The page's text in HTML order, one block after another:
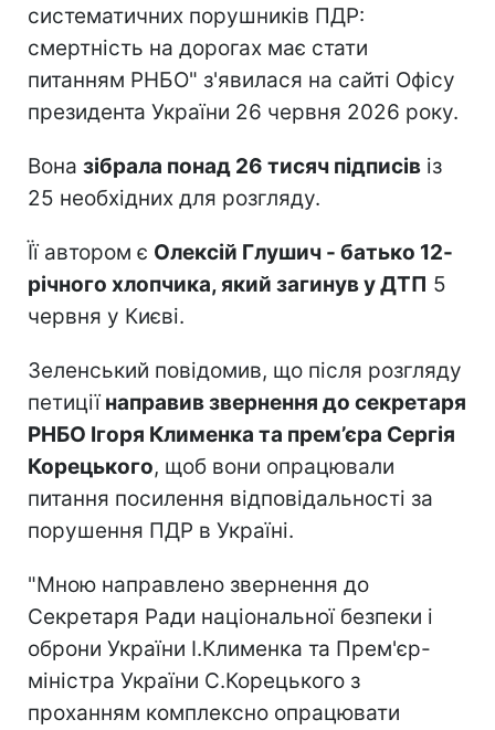
систематичних порушників ПДР:
смертність на дорогах має стати
питанням РНБО" з'явилася на сайті Офісу
президента України 26 червня 2026 року.
Вона зібрала понад 26 тисяч підписів із
25 необхідних для розгляду.
Її автором є Олексій Глушич - батько 12-
річного хлопчика, який загинув у ДТП 5
червня у Києві.
Зеленський повідомив, що після розгляду
петиціїнаправив звернення до секретаря
РНБО Ігоря Клименка та прем’єра Сергія
Корецького, щоб вони опрацювали
питання посилення відповідальності за
порушення ПДР в Україні.
"Мною направлено звернення до
Секретаря Ради національної безпеки і
оброни України І.Клименка та Прем'єр-
міністра України С.Корецького з
проханням комплексно опрацювати